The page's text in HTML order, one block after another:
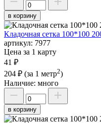
в корзину
Кладочная сетка 100*100
артикул: 7977
Цена за 1 карту
41 ₽
204 ₽ (за 1 метр2)
Наличие: много
в корзину